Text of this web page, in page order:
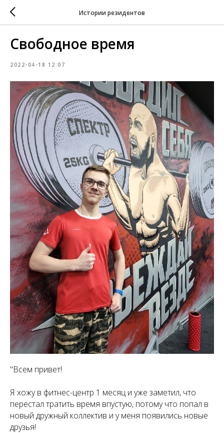
Истории резидентов
Свободное время
2022-04-18 12:07
"Всем привет!
Я хожу в фитнес-центр 1 месяц и уже заметил, что
перестал тратить время впустую, потому что попал в
новый дружный коллектив и у меня появились новые
друзья!